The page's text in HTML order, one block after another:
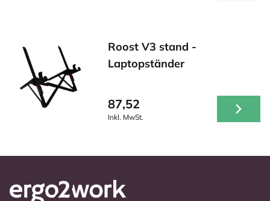
Roost V3 stand -
Laptopständer
87,52
Inkl. MwSt.